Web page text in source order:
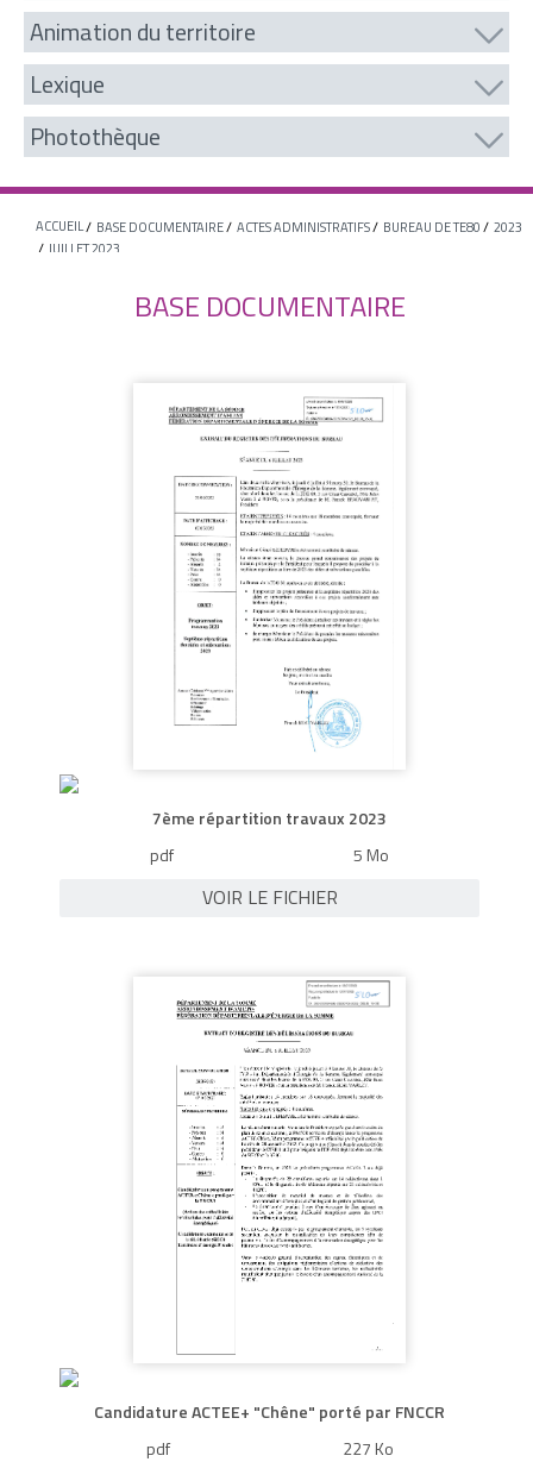
Animation du territoire
Lexique
Photothèque
ACCUEIL BASE DOCUMENTAIRE ACTES ADMINISTRATIFS BUREAU DE TE80
2023
JUILLET 2023
BASE DOCUMENTAIRE
7ème répartition travaux 2023
pdf
5 Mo
VOIR LE FICHIER
Candidature ACTEE+ "Chêne" porté par FNCCR
pdf
227 Ko